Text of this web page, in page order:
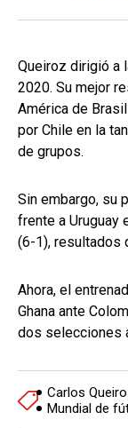
Queiroz dirigió a
2020. Su mejor
América de
por Chile en la
de grupos.
Sin embargo, su
frente a Uruguay
(6-1), resultados
Ahora, el
Ghana ante
dos selecciones
Carlos
Mundial de